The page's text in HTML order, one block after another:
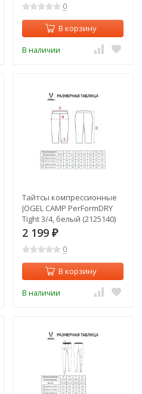
0
В корзину
В наличии
Тайтсы компрессионные
JOGEL CAMP PerFormDRY
Tight 3/4, белый (2125140)
2 199 ₽
0
В корзину
В наличии